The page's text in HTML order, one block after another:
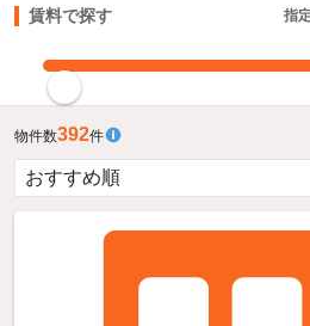
賃料で探す 指
物件数392件